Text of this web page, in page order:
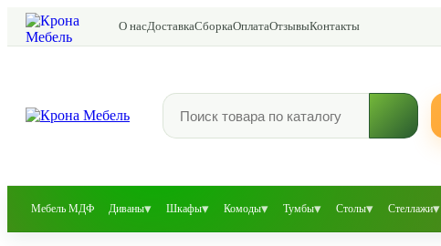
О насДоставкаСборкаОплатаОтзывыКонтакты
Мебель МДФ Диваны▾ Шкафы▾ Комоды▾ Тумбы▾ Столы▾ Стеллажи▾